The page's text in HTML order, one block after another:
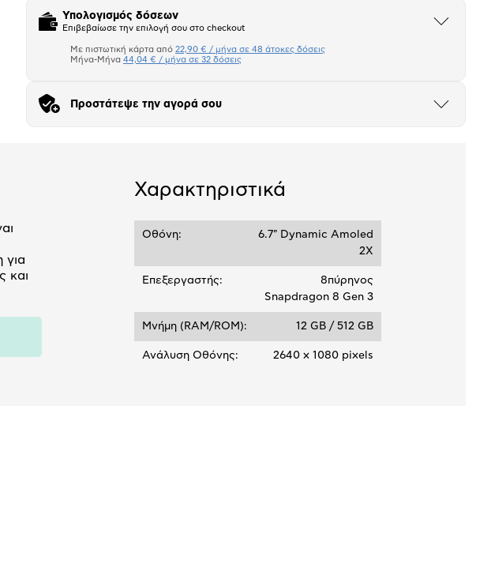
Υπολογισμός δόσεων
Επιβεβαίωσε την επιλογή σου στο checkout
Άνοιξε
Πιστωτική κάρτα
Με πιστωτική κάρτα από 22,90 € / μήνα σε 48 άτοκες δόσεις
Μήνα-Μήνα 44,04 € / μήνα σε 32 δόσεις
Προστάτεψε την αγορά σου
Άνοιξε
για
και
Χαρακτηριστικά
Οθόνη:
6.7" Dynamic Amoled
2X
Επεξεργαστής:
8πύρηνος
Snapdragon 8 Gen 3
Μνήμη (RAM/ROM): 12 GB / 512 GB
Ανάλυση Οθόνης: 2640 x 1080 pixels